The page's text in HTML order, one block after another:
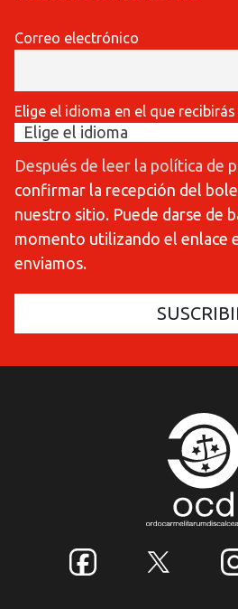
Correo electrónico
Elige el idioma en el que
Después de leer la política de
confirmar la recepción del
nuestro sitio. Puede darse de
momento utilizando el enlace
enviamos.